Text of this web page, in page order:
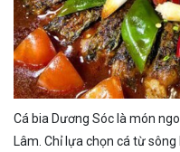
Cá bia Dương Sóc là món
Lâm. Chỉ lựa chọn cá từ